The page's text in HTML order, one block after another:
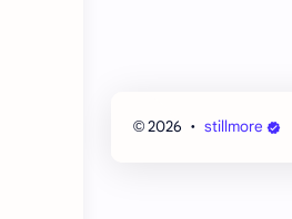
© 2026 ‧ stillmore